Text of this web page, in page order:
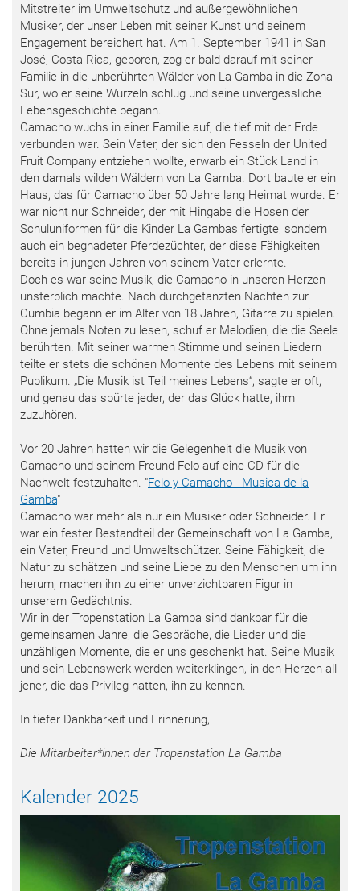
Mitstreiter im Umweltschutz und außergewöhnlichen
Musiker, der unser Leben mit seiner Kunst und seinem
Engagement bereichert hat. Am 1. September 1941 in San
José, Costa Rica, geboren, zog er bald darauf mit seiner
Familie in die unberührten Wälder von La Gamba in die Zona
Sur, wo er seine Wurzeln schlug und seine unvergessliche
Lebensgeschichte begann.
Camacho wuchs in einer Familie auf, die tief mit der Erde
verbunden war. Sein Vater, der sich den Fesseln der United
Fruit Company entziehen wollte, erwarb ein Stück Land in
den damals wilden Wäldern von La Gamba. Dort baute er ein
Haus, das für Camacho über 50 Jahre lang Heimat wurde. Er
war nicht nur Schneider, der mit Hingabe die Hosen der
Schuluniformen für die Kinder La Gambas fertigte, sondern
auch ein begnadeter Pferdezüchter, der diese Fähigkeiten
bereits in jungen Jahren von seinem Vater erlernte.
Doch es war seine Musik, die Camacho in unseren Herzen
unsterblich machte. Nach durchgetanzten Nächten zur
Cumbia begann er im Alter von 18 Jahren, Gitarre zu spielen.
Ohne jemals Noten zu lesen, schuf er Melodien, die die Seele
berührten. Mit seiner warmen Stimme und seinen Liedern
teilte er stets die schönen Momente des Lebens mit seinem
Publikum. „Die Musik ist Teil meines Lebens“, sagte er oft,
und genau das spürte jeder, der das Glück hatte, ihm
zuzuhören.
Vor 20 Jahren hatten wir die Gelegenheit die Musik von
Camacho und seinem Freund Felo auf eine CD für die
Nachwelt festzuhalten. "Felo y Camacho - Musica de la
Gamba"
Camacho war mehr als nur ein Musiker oder Schneider. Er
war ein fester Bestandteil der Gemeinschaft von La Gamba,
ein Vater, Freund und Umweltschützer. Seine Fähigkeit, die
Natur zu schätzen und seine Liebe zu den Menschen um ihn
herum, machen ihn zu einer unverzichtbaren Figur in
unserem Gedächtnis.
Wir in der Tropenstation La Gamba sind dankbar für die
gemeinsamen Jahre, die Gespräche, die Lieder und die
unzähligen Momente, die er uns geschenkt hat. Seine Musik
und sein Lebenswerk werden weiterklingen, in den Herzen all
jener, die das Privileg hatten, ihn zu kennen.
In tiefer Dankbarkeit und Erinnerung,
Die Mitarbeiter*innen der Tropenstation La Gamba
Kalender 2025